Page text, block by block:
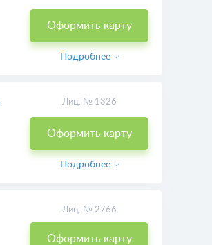
Оформить карту
Подробнее
Лиц. № 1326
Оформить карту
Подробнее
Лиц. № 2766
Оформить карту